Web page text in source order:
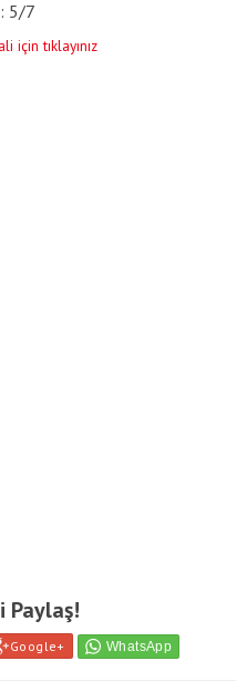
5/7
için tıklayınız
Paylaş!
Google+